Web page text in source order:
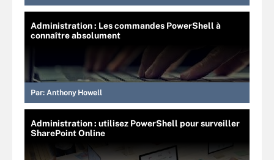
Administration : Les commandes PowerShell à
connaître absolument
Par: Anthony Howell
Administration : utilisez PowerShell pour surveiller
SharePoint Online